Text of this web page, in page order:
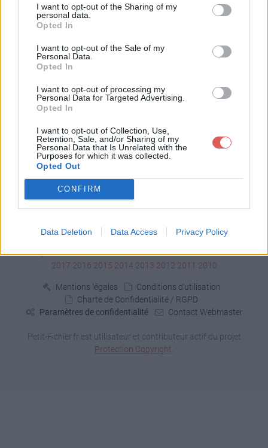
I want to opt-out of the Sharing of my
personal data.
Opted In
I want to opt-out of the Sale of my
Personal Data.
Opted In
I want to opt-out of processing my
Personal Data for Targeted Advertising.
Opted In
I want to opt-out of Collection, Use,
Retention, Sale, and/or Sharing of my
Personal Data that Is Unrelated with the
Purposes for which it was collected.
Opted Out
CONFIRM
Data Deletion Data Access Privacy Policy
Télécharger 1TDI_Synthese_Princi
pale_V1_2015.docx
Télécharger le fichier (86 Ko)
Signaler un contenu illicite
Fichiers publics:202620252024202320222021202020192018
2017 2016 2015 2014 2013 2012 2011 2010
Mentions légales
Conditions d'utilisation
Charte de Confidentialité / RGPD
Paramètres de confidentialité
Contact Webmaster
Petit-Fichier.fr est utilisateur et contributeur actif du projet
Protection Copyright